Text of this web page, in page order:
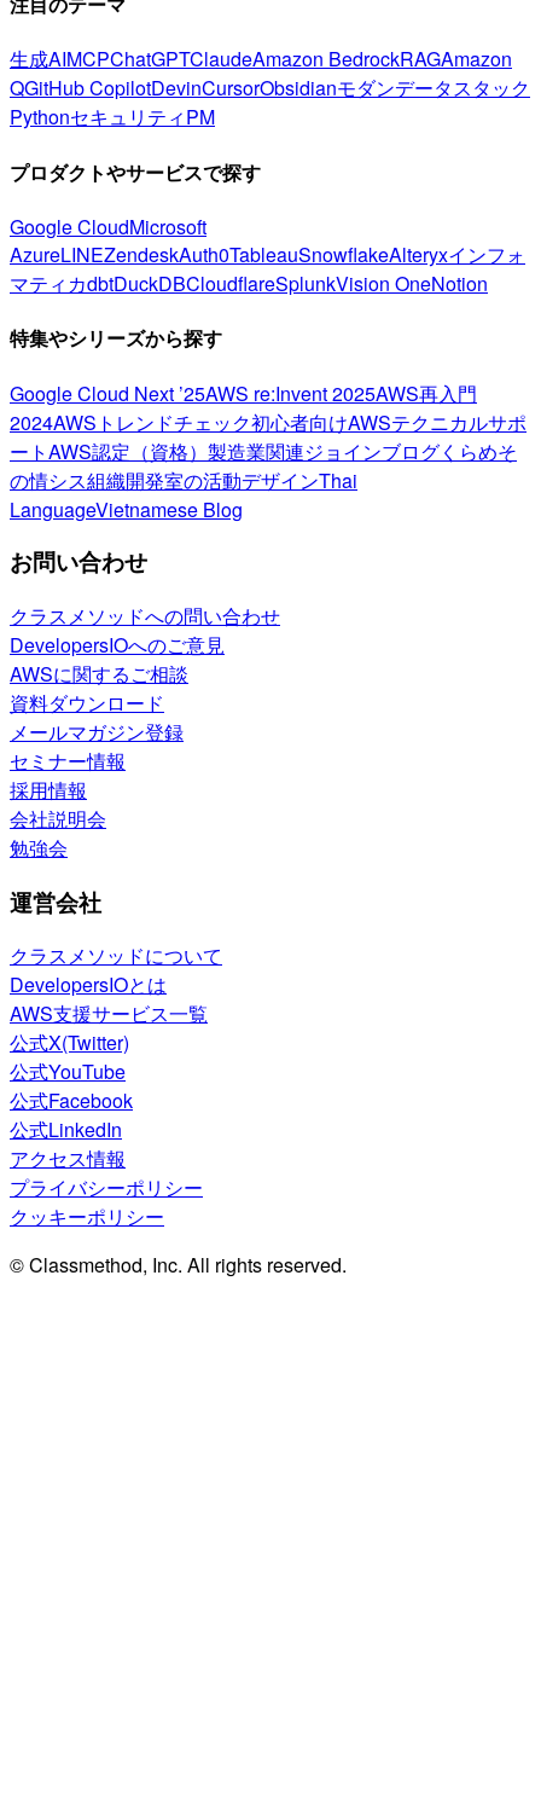
生成AIMCPChatGPTClaudeAmazon BedrockRAGAmazon
QGitHub CopilotDevinCursorObsidianモダンデータスタック
PythonセキュリティPM
プロダクトやサービスで探す
Google CloudMicrosoft
AzureLINEZendeskAuth0TableauSnowflakeAlteryxインフォ
マティカdbtDuckDBCloudflareSplunkVision OneNotion
特集やシリーズから探す
Google Cloud Next ’25AWS re:Invent 2025AWS再入門
2024AWSトレンドチェック初心者向けAWSテクニカルサポ
ートAWS認定（資格） 製造業関連ジョインブログくらめそ
の情シス組織開発室の活動デザインThai
LanguageVietnamese Blog
お問い合わせ
クラスメソッドへの問い合わせ
DevelopersIOへのご意見
AWSに関するご相談
資料ダウンロード
メールマガジン登録
セミナー情報
採用情報
会社説明会
勉強会
運営会社
クラスメソッドについて
DevelopersIOとは
AWS支援サービス一覧
公式X(Twitter)
公式YouTube
公式Facebook
公式LinkedIn
アクセス情報
プライバシーポリシー
クッキーポリシー
© Classmethod, Inc. All rights reserved.